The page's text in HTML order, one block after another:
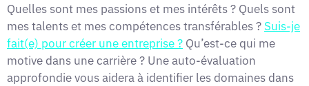
Quelles sont mes passions et mes intérêts ? Quels sont
mes talents et mes compétences transférables ? Suis-je
fait(e) pour créer une entreprise ? Qu’est-ce qui me
motive dans une carrière ? Une auto-évaluation
approfondie vous aidera à identifier les domaines dans